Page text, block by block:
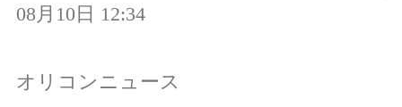
08月10日 12:34
オリコンニュース